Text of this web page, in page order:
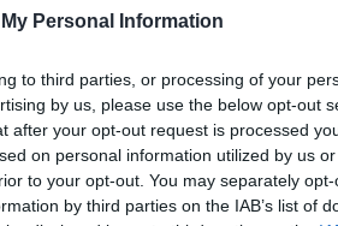
Personal Information
to third parties, or processing of your
by us, please use the below opt-out
after your opt-out request is processed
on personal information utilized by us
to your opt-out. You may separately
by third parties on the IAB’s list of
θα πρόκειται για μία
εμβέλεια θα
αισθητά την
της.
it is preparing to